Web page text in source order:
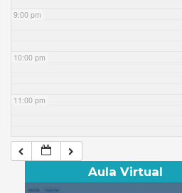
9:00 pm
10:00 pm
11:00 pm
Aula Virtual